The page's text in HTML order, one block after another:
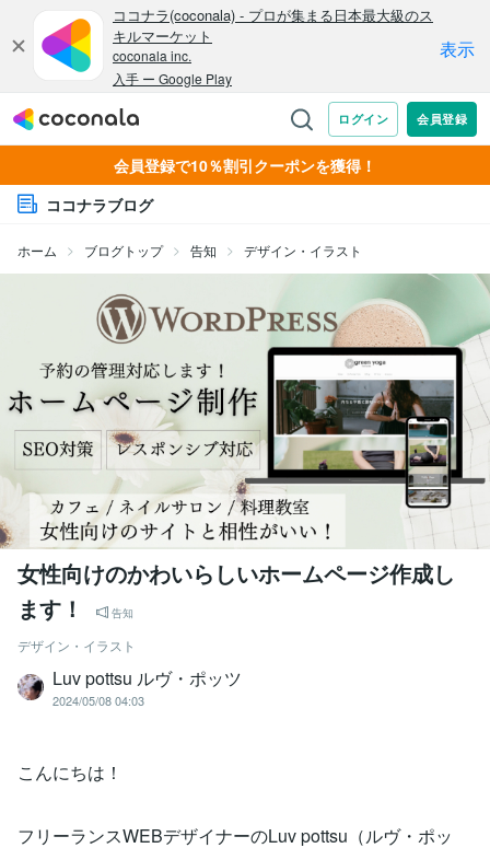
会員登録で10％割引クーポンを獲得！
ココナラブログ
ホーム ブログトップ 告知 デザイン・イラスト
女性向けのかわいらしいホームページ作成し
ます！
告知
デザイン・イラスト
Luv pottsu ルヴ・ポッツ
2024/05/08 04:03
こんにちは！
フリーランスWEBデザイナーのLuv pottsu（ルヴ・ポッ